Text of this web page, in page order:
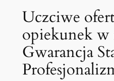
Uczciwe
opiekunek w
Gwarancja